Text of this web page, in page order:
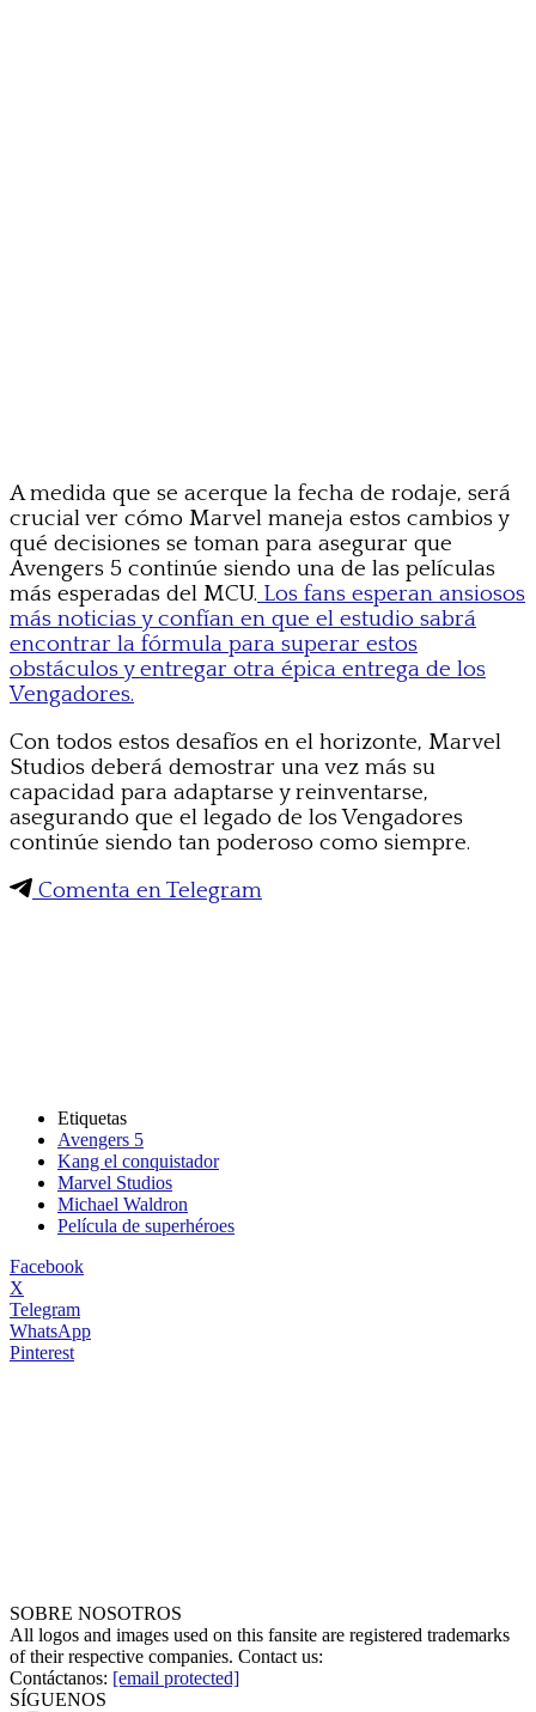
A medida que se acerque la fecha de rodaje, será
crucial ver cómo Marvel maneja estos cambios y
qué decisiones se toman para asegurar que
Avengers 5 continúe siendo una de las películas
más esperadas del MCU. Los fans esperan ansiosos
más noticias y confían en que el estudio sabrá
encontrar la fórmula para superar estos
obstáculos y entregar otra épica entrega de los
Vengadores.
Con todos estos desafíos en el horizonte, Marvel
Studios deberá demostrar una vez más su
capacidad para adaptarse y reinventarse,
asegurando que el legado de los Vengadores
continúe siendo tan poderoso como siempre.
Comenta en Telegram
Etiquetas
Avengers 5
Kang el conquistador
Marvel Studios
Michael Waldron
Película de superhéroes
Facebook
X
Telegram
WhatsApp
Pinterest
SOBRE NOSOTROS
All logos and images used on this fansite are registered trademarks
of their respective companies. Contact us:
Contáctanos: [email protected]
SÍGUENOS